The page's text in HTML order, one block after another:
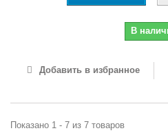
В
Добавить в избранное
Показано 1 - 7 из 7 товаров